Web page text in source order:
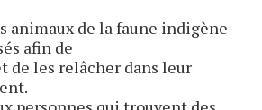
animaux de la faune indigène
afin de
de les relâcher dans leur